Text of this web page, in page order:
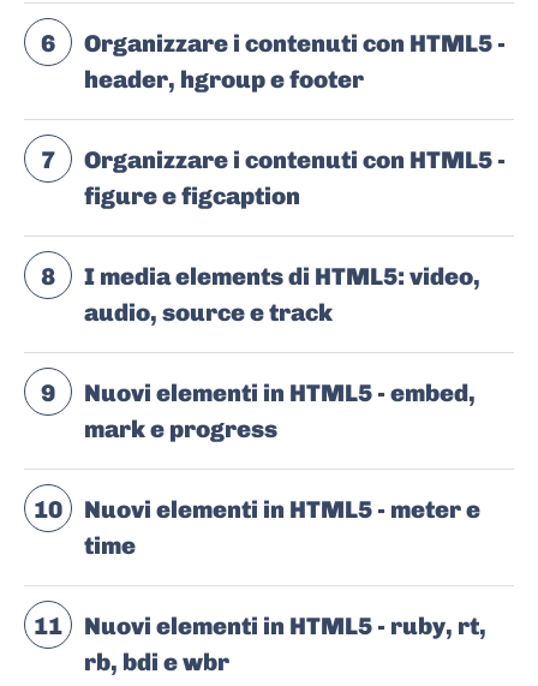
6
Organizzare i contenuti con HTML5 -
header, hgroup e footer
7
Organizzare i contenuti con HTML5 -
figure e figcaption
8
I media elements di HTML5: video,
audio, source e track
9
Nuovi elementi in HTML5 - embed,
mark e progress
10
Nuovi elementi in HTML5 - meter e
time
11
Nuovi elementi in HTML5 - ruby, rt,
rb, bdi e wbr